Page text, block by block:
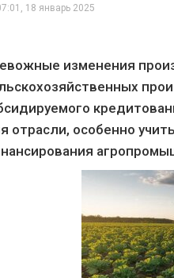
18 январь 2025
изменения
отрасли, особенно